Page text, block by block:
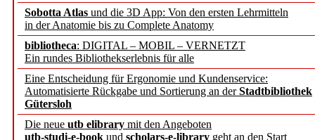
Sobotta Atlas und die 3D App: Von den ersten Lehrmitteln
in der Anatomie bis zu Complete Anatomy
bibliotheca: DIGITAL – MOBIL – VERNETZT
Ein rundes Bibliothekserlebnis für alle
Eine Entscheidung für Ergonomie und Kundenservice:
Automatisierte Rückgabe und Sortierung an derStadtbibliothek
Gütersloh
Die neue utb elibrary mit den Angeboten
utb-studi-e-book und scholars-e-library geht an den Start
EBSCO Information
Recherchefunktionen in
Sorbisches Institut neu
Geschichte und